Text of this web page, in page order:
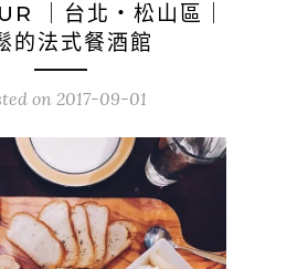
｜台北・松山區｜
的法式餐酒館
on 2017-09-01